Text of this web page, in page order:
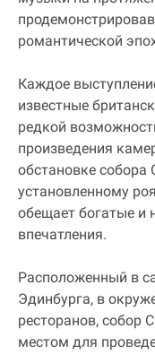
романтической
Каждое
известные
редкой
произведения
обстановке
установленному
обещает богатые
впечатления.
Расположенный в
Эдинбурга, в
ресторанов, собор
местом для